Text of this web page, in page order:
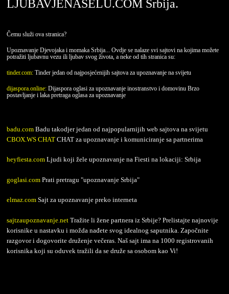
LJUBAVJENASELU.COM Srbija.
Čemu služi ova stranica?
Upoznavanje Djevojaka i momaka Srbija... Ovdje se nalaze svi sajtovi na kojima možete
potražiti ljubavnu vezu ili ljubav svog života, a neke od tih stranica su:
tinder.com: Tinder jedan od najposjećenijih sajtova za upoznavanje na svijetu
dijaspora.online: Dijaspora oglasi za upoznavanje inostranstvo i domovinu Brzo
postavljanje i laka pretraga oglasa za upoznavanje
badu.com Badu takodjer jedan od najpopularnijih web sajtova na svijetu
CBOX.WS CHAT CHAT za upoznavanje i komuniciranje sa partnerima
heyfiesta.com Ljudi koji žele upoznavanje na Fiesti na lokaciji: Srbija
goglasi.com Prati pretragu "upoznavanje Srbija"
elmaz.com Sajt za upoznavanje preko interneta
sajtzaupoznavanje.net Tražite li žene partnera iz Srbije? Prelistajte najnovije
korisnike u nastavku i možda nađete svog idealnog saputnika. Započnite
razgovor i dogovorite druženje večeras. Naš sajt ima na 1000 registrovanih
korisnika koji su oduvek tražili da se druže sa osobom kao Vi!